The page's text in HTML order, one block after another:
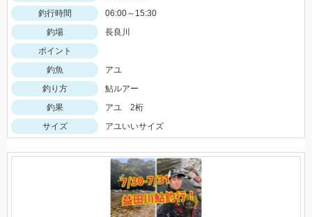
釣行時間
06:00～15:30
釣場
長良川
ポイント
釣魚
アユ
釣り方
鮎ルアー
釣果
アユ 2桁
サイズ
アユいいサイズ